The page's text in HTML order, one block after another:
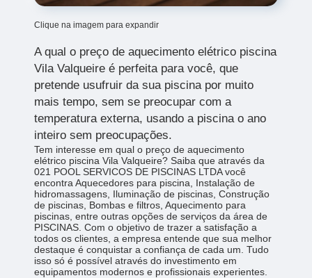
Clique na imagem para expandir
A qual o preço de aquecimento elétrico piscina
Vila Valqueire é perfeita para você, que
pretende usufruir da sua piscina por muito
mais tempo, sem se preocupar com a
temperatura externa, usando a piscina o ano
inteiro sem preocupações.
Tem interesse em qual o preço de aquecimento
elétrico piscina Vila Valqueire? Saiba que através da
021 POOL SERVICOS DE PISCINAS LTDA você
encontra Aquecedores para piscina, Instalação de
hidromassagens, Iluminação de piscinas, Construção
de piscinas, Bombas e filtros, Aquecimento para
piscinas, entre outras opções de serviços da área de
PISCINAS. Com o objetivo de trazer a satisfação a
todos os clientes, a empresa entende que sua melhor
destaque é conquistar a confiança de cada um. Tudo
isso só é possível através do investimento em
equipamentos modernos e profissionais experientes.